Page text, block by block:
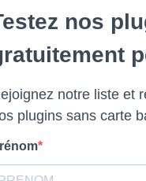
nos
notre liste et
plugins sans carte